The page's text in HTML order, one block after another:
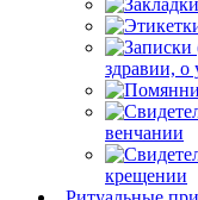
здравии, о
венчании
крещении